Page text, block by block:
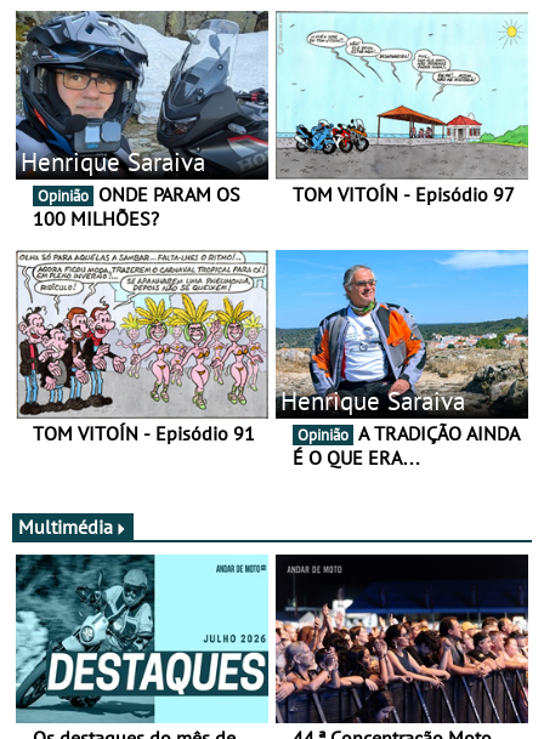
Henrique Saraiva
Opinião
100 MILHÕES?
TOM VITOÍN - Episódio 97
TOM VITOÍN - Episódio 91
Henrique Saraiva
Opinião
É O QUE ERA…
Multimédia